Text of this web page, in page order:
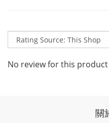
No review for this product
關